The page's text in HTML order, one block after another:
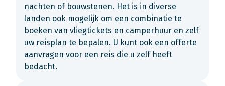
nachten of bouwstenen. Het is in diverse
landen ook mogelijk om een combinatie te
boeken van vliegtickets en camperhuur en zelf
uw reisplan te bepalen. U kunt ook een offerte
aanvragen voor een reis die u zelf heeft
bedacht.